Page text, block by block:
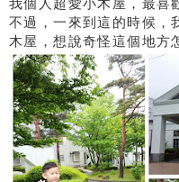
我個人超愛小木屋，最喜
不過，一來到這的時候，
木屋，想說奇怪這個地方